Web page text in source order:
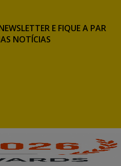
E FIQUE A PAR
NOTÍCIAS